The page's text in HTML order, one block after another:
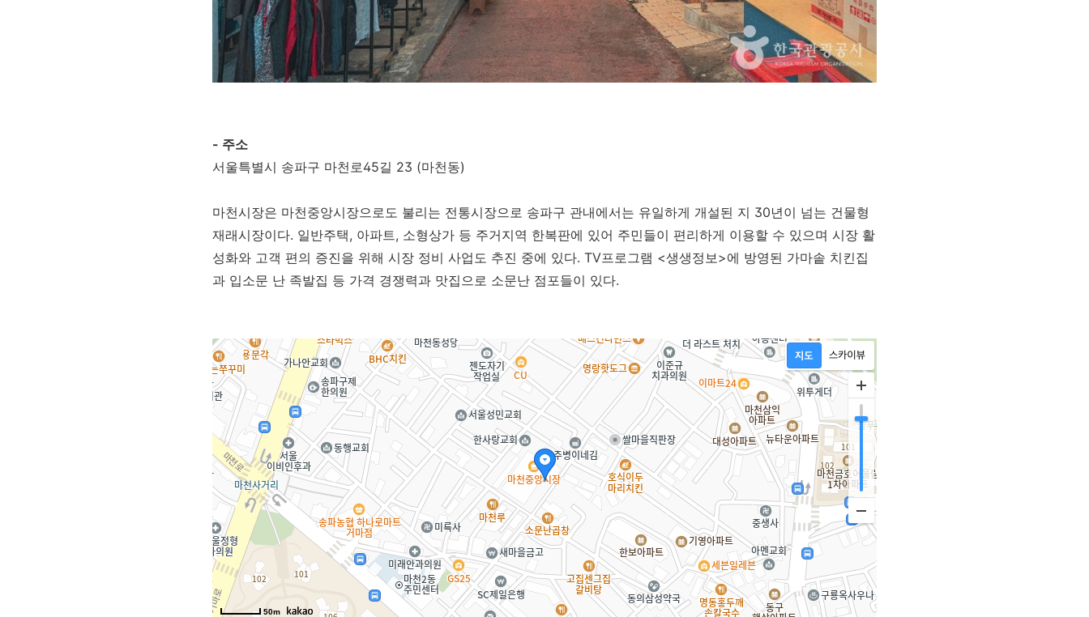
- 주소
서울특별시 송파구 마천로45길 23 (마천동)
마천시장은 마천중앙시장으로도 불리는 전통시장으로 송파구 관내에서는 유일하게 개설된 지 30년이 넘는 건물형
재래시장이다. 일반주택, 아파트, 소형상가 등 주거지역 한복판에 있어 주민들이 편리하게 이용할 수 있으며 시장 활
성화와 고객 편의 증진을 위해 시장 정비 사업도 추진 중에 있다. TV프로그램 <생생정보>에 방영된 가마솥 치킨집
과 입소문 난 족발집 등 가격 경쟁력과 맛집으로 소문난 점포들이 있다.
50m